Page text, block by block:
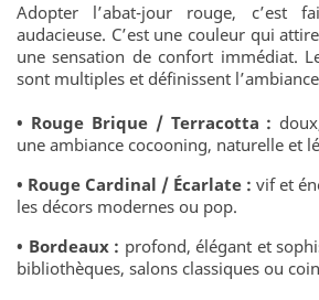
Adopter l’abat-jour rouge, c’est
audacieuse. C’est une couleur qui
une sensation de confort immédiat.
sont multiples et définissent
• Rouge Brique / Terracotta :
une ambiance cocooning, naturelle et
• Rouge Cardinal / Écarlate : vif et
les décors modernes ou pop.
• Bordeaux : profond, élégant et
bibliothèques, salons classiques ou